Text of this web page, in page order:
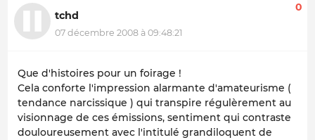
tchd
07 décembre 2008 à 09:48:21
0
Que d'histoires pour un foirage !
Cela conforte l'impression alarmante d'amateurisme (
tendance narcissique ) qui transpire régulèrement au
visionnage de ces émissions, sentiment qui contraste
douloureusement avec l'intitulé grandiloquent de